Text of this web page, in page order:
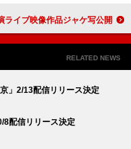
、東京ガーデンシアター公演ライブ映像作品ジャケ写公開
RELATED NEWS
」2/13配信リリース決定
8配信リリース決定